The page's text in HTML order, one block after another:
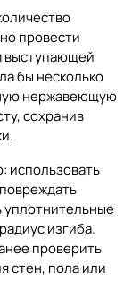
провести
выступающей
бы несколько
нержавеющую
сохранив
использовать
уплотнительные
изгиба.
проверить
стен, пола или